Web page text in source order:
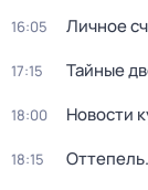
16:05 Личное
17:15 Тайные
18:00 Новости
18:15